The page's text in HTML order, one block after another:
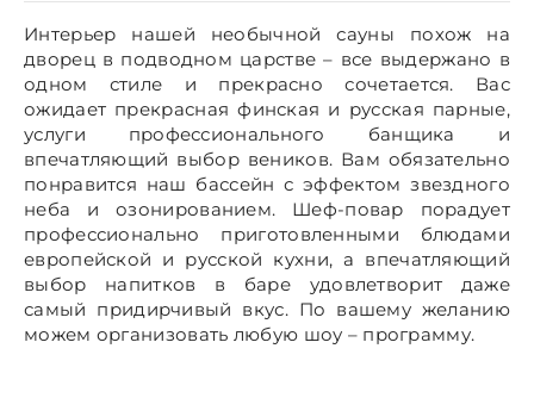
Интерьер нашей необычной сауны похож на
дворец в подводном царстве – все выдержано в
одном стиле и прекрасно сочетается. Вас
ожидает прекрасная финская и русская парные,
услуги профессионального банщика и
впечатляющий выбор веников. Вам обязательно
понравится наш бассейн с эффектом звездного
неба и озонированием. Шеф-повар порадует
профессионально приготовленными блюдами
европейской и русской кухни, а впечатляющий
выбор напитков в баре удовлетворит даже
самый придирчивый вкус. По вашему желанию
можем организовать любую шоу – программу.